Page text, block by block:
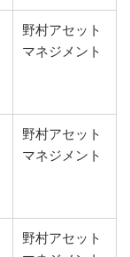
野村アセット
マネジメント
野村アセット
マネジメント
野村アセット